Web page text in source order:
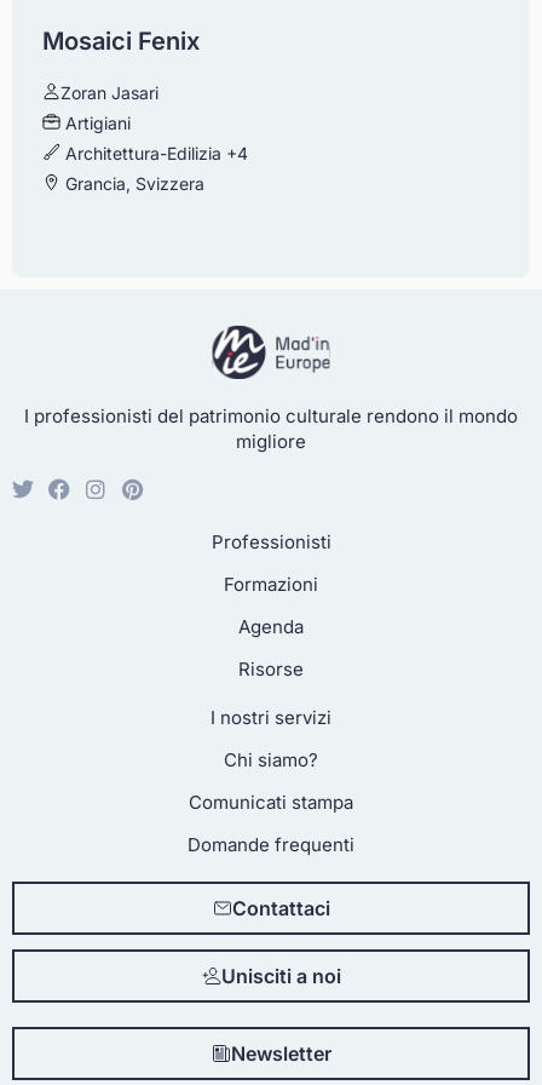
Mosaici Fenix
Zoran Jasari
Artigiani
Architettura-Edilizia +4
Grancia, Svizzera
I professionisti del patrimonio culturale rendono il mondo
migliore
Professionisti
Formazioni
Agenda
Risorse
I nostri servizi
Chi siamo?
Comunicati stampa
Domande frequenti
Contattaci
Unisciti a noi
Newsletter